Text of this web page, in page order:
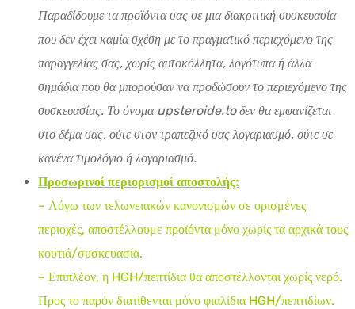
Παραδίδουμε τα προϊόντα σας σε μια διακριτική συσκευασία
που δεν έχει καμία σχέση με το πραγματικό περιεχόμενο της
παραγγελίας σας, χωρίς αυτοκόλλητα, λογότυπα ή άλλα
σημάδια που θα μπορούσαν να προδώσουν το περιεχόμενο της
συσκευασίας. Το όνομα upsteroide.to δεν θα εμφανίζεται
στο δέμα σας, ούτε στον τραπεζικό σας λογαριασμό, ούτε σε
κανένα τιμολόγιο ή λογαριασμό.
Προσωρινοί περιορισμοί αποστολής:
– Λόγω των τελωνειακών κανονισμών σε ορισμένες
περιοχές, αποστέλλουμε προϊόντα μόνο χωρίς τα αρχικά τους
κουτιά/συσκευασία.
– Επιπλέον, η HGH/πεπτίδια θα αποστέλλονται χωρίς νερό.
Προς το παρόν διατίθενται μόνο φιαλίδια HGH/πεπτιδίων.